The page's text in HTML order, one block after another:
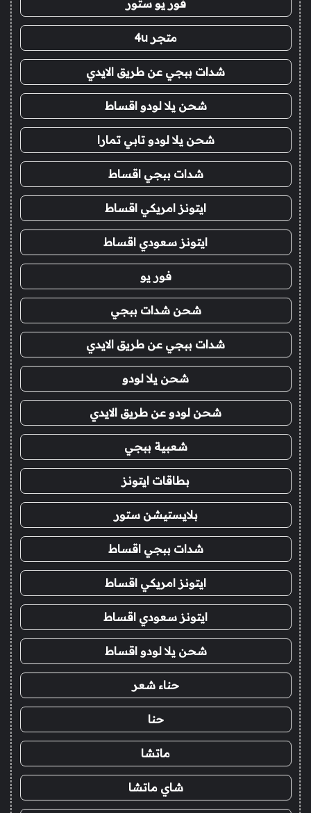
فور يو ستور
متجر 4u
شدات ببجي عن طريق الايدي
شحن يلا لودو اقساط
شحن يلا لودو تابي تمارا
شدات ببجي اقساط
ايتونز امريكي اقساط
ايتونز سعودي اقساط
فور يو
شحن شدات ببجي
شدات ببجي عن طريق الايدي
شحن يلا لودو
شحن لودو عن طريق الايدي
شعبية ببجي
بطاقات ايتونز
بلايستيشن ستور
شدات ببجي اقساط
ايتونز امريكي اقساط
ايتونز سعودي اقساط
شحن يلا لودو اقساط
حناء شعر
حنا
ماتشا
شاي ماتشا